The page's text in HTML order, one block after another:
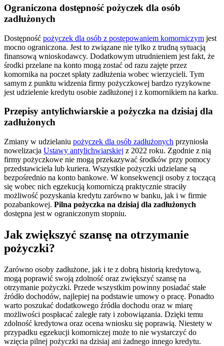
Ograniczona dostępność pożyczek dla osób
zadłużonych
Dostępność pożyczek dla osób z postępowaniem komorniczym jest
mocno ograniczona. Jest to związane nie tylko z trudną sytuacją
finansową wnioskodawcy. Dodatkowym utrudnieniem jest fakt, że
środki przelane na konto mogą zostać od razu zajęte przez
komornika na poczet spłaty zadłużenia wobec wierzycieli. Tym
samym z punktu widzenia firmy pożyczkowej bardzo ryzykowne
jest udzielenie kredytu osobie zadłużonej i z komornikiem na karku.
Przepisy antylichwiarskie a pożyczka na dzisiaj dla
zadłużonych
Zmiany w udzielaniu pożyczek dla osób zadłużonych przyniosła
nowelizacja Ustawy antylichwiarskiej z 2022 roku. Zgodnie z nią
firmy pożyczkowe nie mogą przekazywać środków przy pomocy
przedstawiciela lub kuriera. Wszystkie pożyczki udzielane są
bezpośrednio na konto bankowe. W konsekwencji osoby z toczącą
się wobec nich egzekucją komorniczą praktycznie straciły
możliwość pozyskania kredytu zarówno w banku, jak i w firmie
pozabankowej. Pilna pożyczka na dzisiaj dla zadłużonych
dostępna jest w ograniczonym stopniu.
Jak zwiększyć szansę na otrzymanie
pożyczki?
Zarówno osoby zadłużone, jak i te z dobrą historią kredytową,
mogą poprawić swoją zdolność oraz zwiększyć szansę na
otrzymanie pożyczki. Przede wszystkim powinny posiadać stałe
źródło dochodów, najlepiej na podstawie umowy o pracę. Ponadto
warto poszukać dodatkowego źródła dochodu oraz w miarę
możliwości pospłacać zaległe raty i zobowiązania. Dzięki temu
zdolność kredytowa oraz ocena wniosku się poprawią. Niestety w
przypadku egzekucji komorniczej może to nie wystarczyć do
wzięcia pilnej pożyczki na dzisiaj ani żadnego innego kredytu.